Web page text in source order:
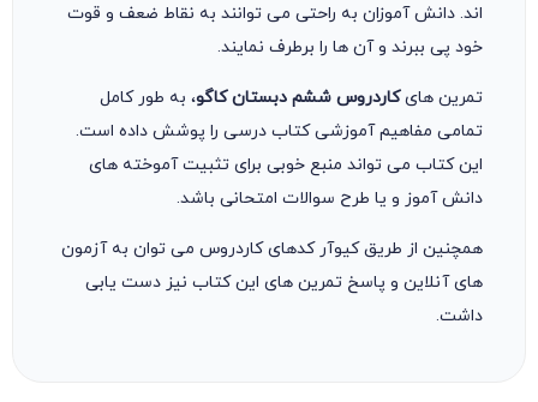
اند. دانش آموزان به راحتی می توانند به نقاط ضعف و قوت
خود پی ببرند و آن ها را برطرف نمایند.
تمرین هایکاردروس ششم دبستان کاگو، به طور کامل
تمامی مفاهیم آموزشی کتاب درسی را پوشش داده است.
این کتاب می تواند منبع خوبی برای تثبیت آموخته های
دانش آموز و یا طرح سوالات امتحانی باشد.
همچنین از طریق کیوآر کدهای کاردروس می توان به آزمون
های آنلاین و پاسخ تمرین های این کتاب نیز دست یابی
داشت.